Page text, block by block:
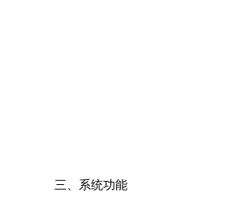
三、系统功能